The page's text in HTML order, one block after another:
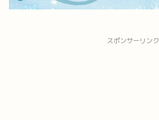
スポンサーリンク